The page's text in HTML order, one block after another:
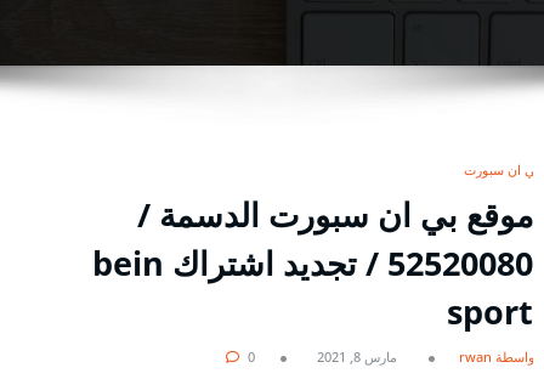
بي ان سبورت
موقع بي ان سبورت الدسمة /
52520080 / تجديد اشتراك bein
sport
بواسطة rwan مارس 8, 2021 0